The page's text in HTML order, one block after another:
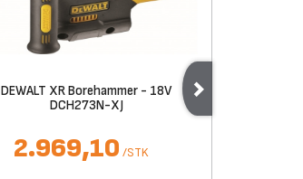
DEWALT XR Borehammer - 18V
DCH273N-XJ
2.969,10 /STK